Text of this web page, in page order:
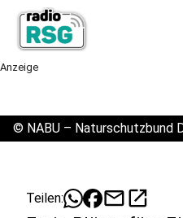
Anzeige
© NABU – Naturschutzbund
Teilen: mailopen_in_new